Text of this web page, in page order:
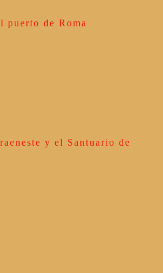
puerto de Roma
y el Santuario de